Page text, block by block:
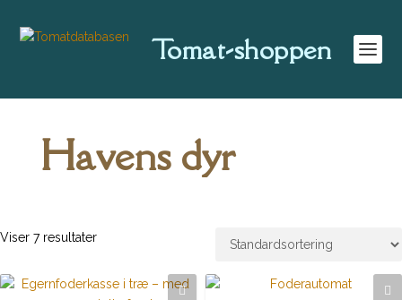
Tomat-shoppen
Havens dyr
Viser 7 resultater